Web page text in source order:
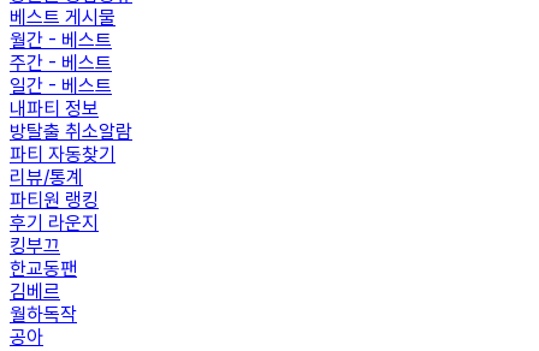
베스트 게시물
월간 - 베스트
주간 - 베스트
일간 - 베스트
내파티 정보
방탈출 취소알람
파티 자동찾기
리뷰/통계
파티원 랭킹
후기 라운지
킹부끄
한교동팬
김베르
월하독작
공아